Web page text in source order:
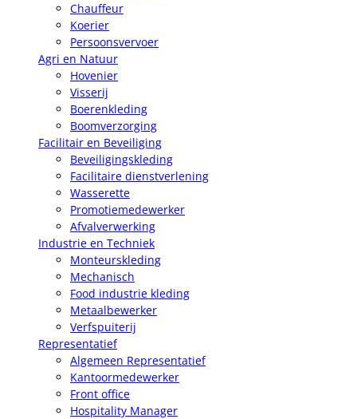
Chauffeur
Koerier
Persoonsvervoer
Agri en Natuur
Hovenier
Visserij
Boerenkleding
Boomverzorging
Facilitair en Beveiliging
Beveiligingskleding
Facilitaire dienstverlening
Wasserette
Promotiemedewerker
Afvalverwerking
Industrie en Techniek
Monteurskleding
Mechanisch
Food industrie kleding
Metaalbewerker
Verfspuiterij
Representatief
Algemeen Representatief
Kantoormedewerker
Front office
Hospitality Manager